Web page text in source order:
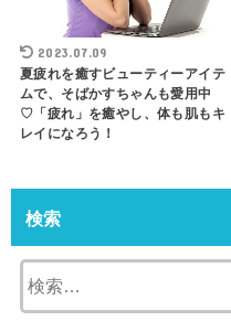
2023.07.09
夏疲れを癒すビューティーアイテ
ムで、そばかすちゃんも愛用中
♡「疲れ」を癒やし、体も肌もキ
レイになろう！
検索